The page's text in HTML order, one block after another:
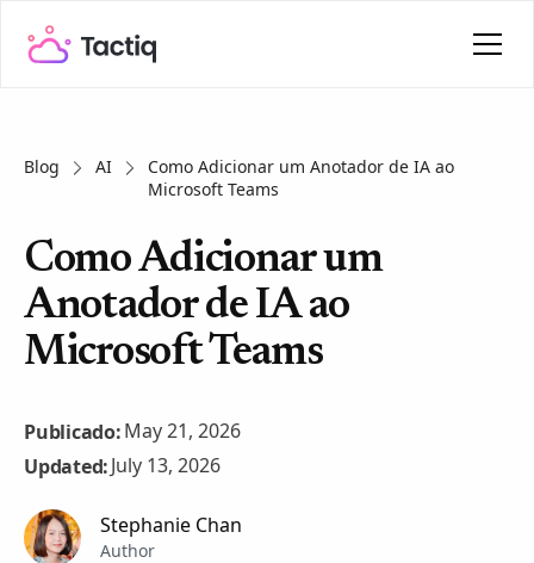
Blog AI
Como Adicionar um Anotador de IA ao
Microsoft Teams
Como Adicionar um
Anotador de IA ao
Microsoft Teams
Publicado:May 21, 2026
Updated:July 13, 2026
Stephanie Chan
Author